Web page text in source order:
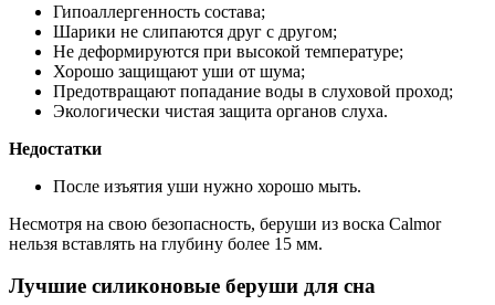
Гипоаллергенность состава;
Шарики не слипаются друг с другом;
Не деформируются при высокой температуре;
Хорошо защищают уши от шума;
Предотвращают попадание воды в слуховой проход;
Экологически чистая защита органов слуха.
Недостатки
После изъятия уши нужно хорошо мыть.
Несмотря на свою безопасность, беруши из воска Calmor
нельзя вставлять на глубину более 15 мм.
Лучшие силиконовые беруши для сна